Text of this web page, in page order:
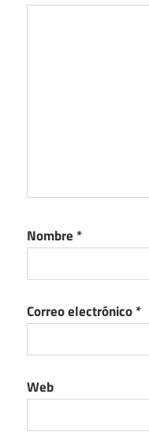
Nombre *
Correo electrónico*
Web